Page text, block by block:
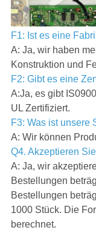
F1: Ist es eine
A: Ja, wir haben
Konstruktion und
F2: Gibt es eine
A:Ja, es gibt
UL Zertifiziert.
F3: Was ist unsere
A: Wir können
Q4. Akzeptieren
A: Ja, wir
Bestellungen
Bestellungen
1000 Stück. Die
berechnet.